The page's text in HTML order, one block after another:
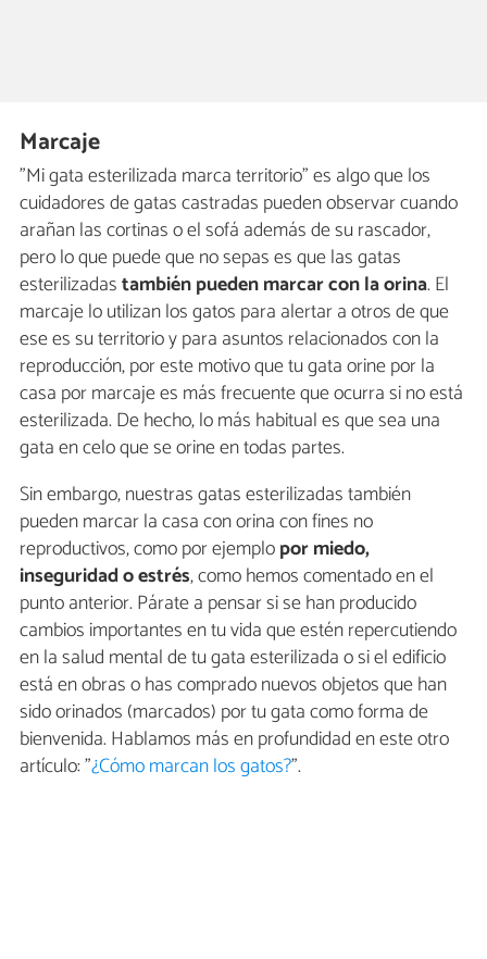
Marcaje
"Mi gata esterilizada marca territorio" es algo que los
cuidadores de gatas castradas pueden observar cuando
arañan las cortinas o el sofá además de su rascador,
pero lo que puede que no sepas es que las gatas
esterilizadastambién pueden marcar con la orina. El
marcaje lo utilizan los gatos para alertar a otros de que
ese es su territorio y para asuntos relacionados con la
reproducción, por este motivo que tu gata orine por la
casa por marcaje es más frecuente que ocurra si no está
esterilizada. De hecho, lo más habitual es que sea una
gata en celo que se orine en todas partes.
Sin embargo, nuestras gatas esterilizadas también
pueden marcar la casa con orina con fines no
reproductivos, como por ejemplopor miedo,
inseguridad o estrés, como hemos comentado en el
punto anterior. Párate a pensar si se han producido
cambios importantes en tu vida que estén repercutiendo
en la salud mental de tu gata esterilizada o si el edificio
está en obras o has comprado nuevos objetos que han
sido orinados (marcados) por tu gata como forma de
bienvenida. Hablamos más en profundidad en este otro
artículo: "¿Cómo marcan los gatos?".